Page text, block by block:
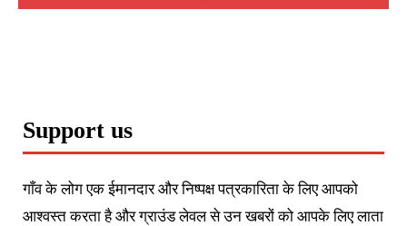
Support us
गाँव के लोग एक ईमानदार और निष्पक्ष पत्रकारिता के लिए आपको
आश्वस्त करता है और ग्राउंड लेवल से उन खबरों को आपके लिए लाता